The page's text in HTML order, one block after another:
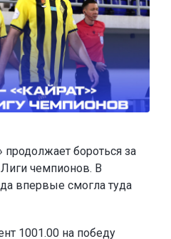
продолжает бороться за
чемпионов. В
впервые смогла туда
1001.00 на победу